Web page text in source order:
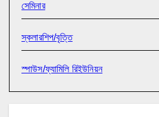
সেমিনার
স্কলারশিপ/বৃত্তি
স্পাউস/ফ্যামিলি রিইউনিয়ন